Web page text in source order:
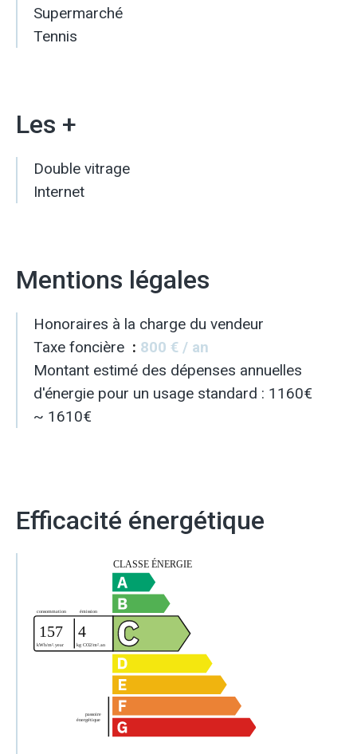
Supermarché
Tennis
Les +
Double vitrage
Internet
Mentions légales
Honoraires à la charge du vendeur
Taxe foncière
800 € / an
Montant estimé des dépenses annuelles
d'énergie pour un usage standard : 1160€
~ 1610€
Efficacité énergétique